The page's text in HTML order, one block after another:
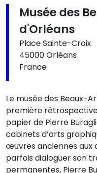
Musée des
d'Orléans
Place Sainte-Croix
45000 Orléans
France
Le musée des Beaux-
première
papier de Pierre
cabinets d’arts
œuvres anciennes aux
parfois dialoguer son
permanentes, Pierre